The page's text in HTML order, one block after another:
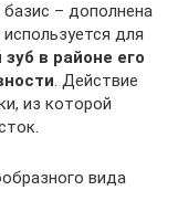
– дополнена
для
в районе его
. Действие
из которой
вида